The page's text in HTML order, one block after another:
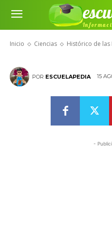
Inicio Ciencias Histórico de las
Histórico de las
Periódicas
POR ESCUELAPEDIA 15
-